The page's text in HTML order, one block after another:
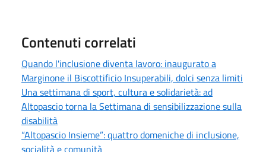
Contenuti correlati
Quando l'inclusione diventa lavoro: inaugurato a
Marginone il Biscottificio Insuperabili, dolci senza limiti
Una settimana di sport, cultura e solidarietà: ad
Altopascio torna la Settimana di sensibilizzazione sulla
disabilità
“Altopascio Insieme”: quattro domeniche di inclusione,
socialità e comunità